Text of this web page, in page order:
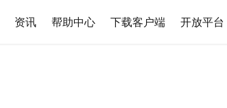
资讯 帮助中心 下载客户端 开放平台